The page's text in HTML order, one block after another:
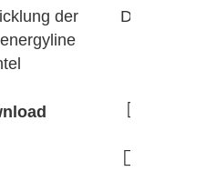
der
Die Kantel